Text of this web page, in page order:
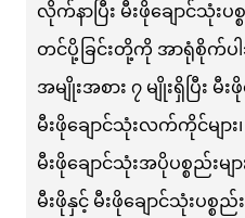
လိုက်နာပြီး မီးဖိုချောင်သုံးပ
တင်ပို့ခြင်းတို့ကို အာရုံစို
အမျိုးအစား ၇ မျိုးရှိပြီး မီးဖို
မီးဖိုချောင်သုံးလက်ကိုင်များ၊
မီးဖိုချောင်သုံးအပိုပစ္စည်းမျာ
မီးဖိုနှင့် မီးဖိုချောင်သုံးပစ္စည်